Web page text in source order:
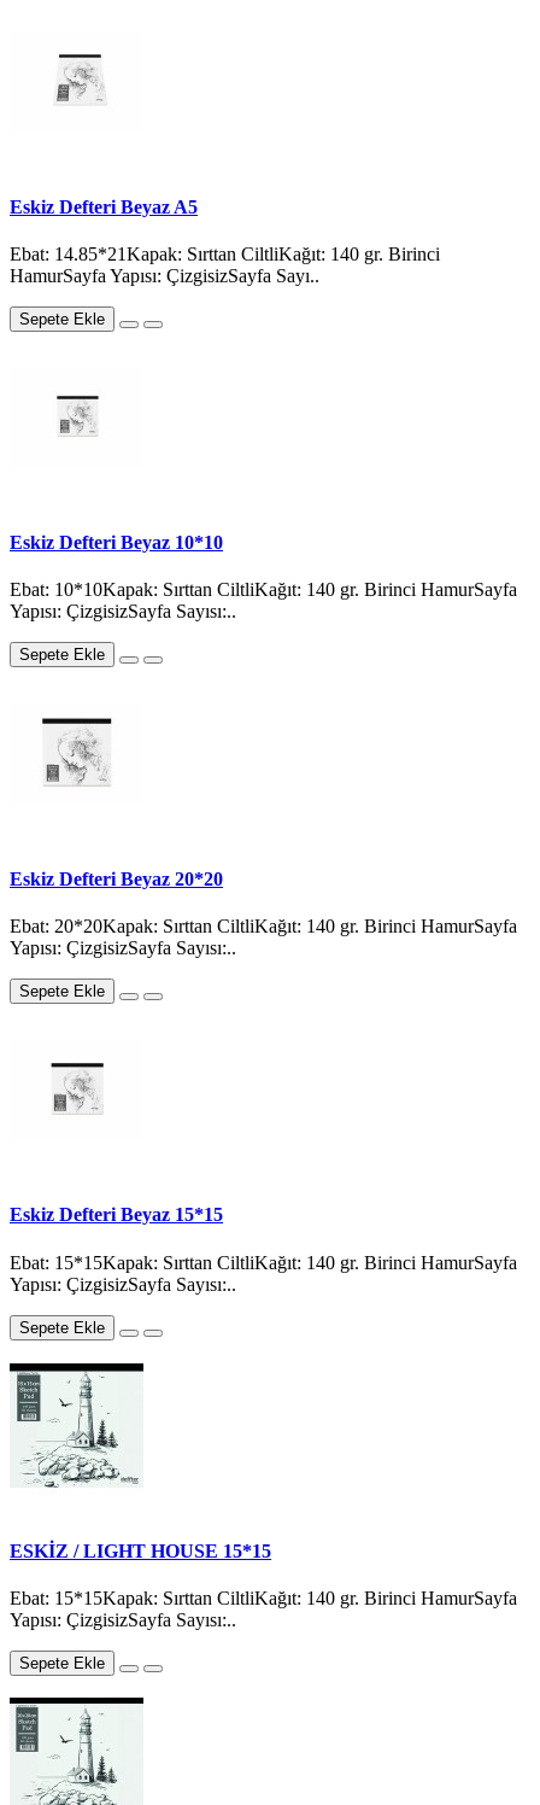
Eskiz Defteri Beyaz A5
Ebat: 14.85*21Kapak: Sırttan CiltliKağıt: 140 gr. Birinci
HamurSayfa Yapısı: ÇizgisizSayfa Sayı..
Sepete Ekle
Eskiz Defteri Beyaz 10*10
Ebat: 10*10Kapak: Sırttan CiltliKağıt: 140 gr. Birinci HamurSayfa
Yapısı: ÇizgisizSayfa Sayısı:..
Sepete Ekle
Eskiz Defteri Beyaz 20*20
Ebat: 20*20Kapak: Sırttan CiltliKağıt: 140 gr. Birinci HamurSayfa
Yapısı: ÇizgisizSayfa Sayısı:..
Sepete Ekle
Eskiz Defteri Beyaz 15*15
Ebat: 15*15Kapak: Sırttan CiltliKağıt: 140 gr. Birinci HamurSayfa
Yapısı: ÇizgisizSayfa Sayısı:..
Sepete Ekle
ESKİZ / LIGHT HOUSE 15*15
Ebat: 15*15Kapak: Sırttan CiltliKağıt: 140 gr. Birinci HamurSayfa
Yapısı: ÇizgisizSayfa Sayısı:..
Sepete Ekle